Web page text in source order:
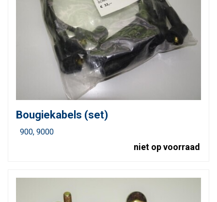
Bougiekabels (set)
900 9000
niet op voorraad